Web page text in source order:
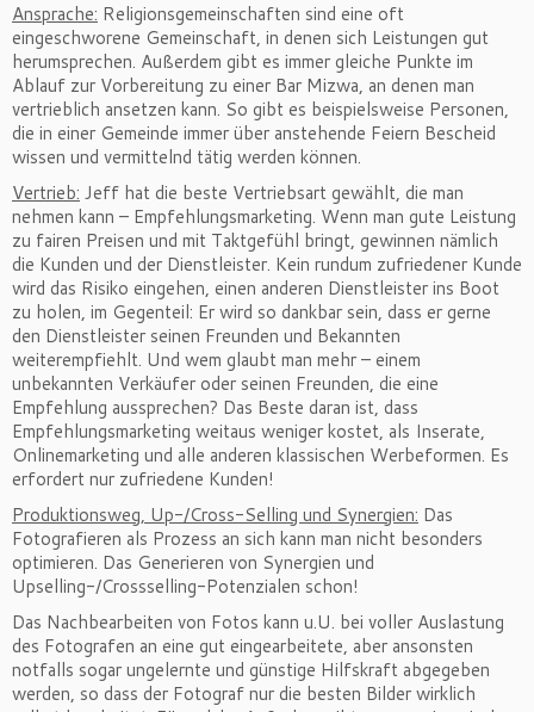
Ansprache: Religionsgemeinschaften sind eine oft
eingeschworene Gemeinschaft, in denen sich Leistungen gut
herumsprechen. Außerdem gibt es immer gleiche Punkte im
Ablauf zur Vorbereitung zu einer Bar Mizwa, an denen man
vertrieblich ansetzen kann. So gibt es beispielsweise Personen,
die in einer Gemeinde immer über anstehende Feiern Bescheid
wissen und vermittelnd tätig werden können.
Vertrieb: Jeff hat die beste Vertriebsart gewählt, die man
nehmen kann – Empfehlungsmarketing. Wenn man gute Leistung
zu fairen Preisen und mit Taktgefühl bringt, gewinnen nämlich
die Kunden und der Dienstleister. Kein rundum zufriedener Kunde
wird das Risiko eingehen, einen anderen Dienstleister ins Boot
zu holen, im Gegenteil: Er wird so dankbar sein, dass er gerne
den Dienstleister seinen Freunden und Bekannten
weiterempfiehlt. Und wem glaubt man mehr – einem
unbekannten Verkäufer oder seinen Freunden, die eine
Empfehlung aussprechen? Das Beste daran ist, dass
Empfehlungsmarketing weitaus weniger kostet, als Inserate,
Onlinemarketing und alle anderen klassischen Werbeformen. Es
erfordert nur zufriedene Kunden!
Produktionsweg, Up-/Cross-Selling und Synergien: Das
Fotografieren als Prozess an sich kann man nicht besonders
optimieren. Das Generieren von Synergien und
Upselling-/Crossselling-Potenzialen schon!
Das Nachbearbeiten von Fotos kann u.U. bei voller Auslastung
des Fotografen an eine gut eingearbeitete, aber ansonsten
notfalls sogar ungelernte und günstige Hilfskraft abgegeben
werden, so dass der Fotograf nur die besten Bilder wirklich